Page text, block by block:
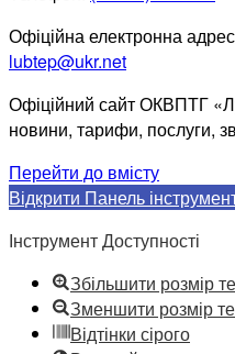
Офіційна електронна
lubtep@ukr.net
Офіційний сайт ОКВПТГ
новини, тарифи, послуги,
Перейти до вмісту
Відкрити Панель
Інструмент Доступності
Збільшити розмір
Зменшити розмір
Відтінки сірого